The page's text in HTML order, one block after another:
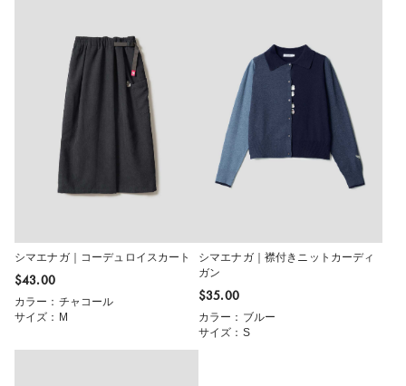
シマエナガ｜コーデュロイスカート
$‌43.00
カラー：チャコール
サイズ：M
シマエナガ｜襟付きニットカーディ
ガン
$‌35.00
カラー：ブルー
サイズ：S